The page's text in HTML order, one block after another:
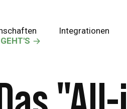
Integrationen